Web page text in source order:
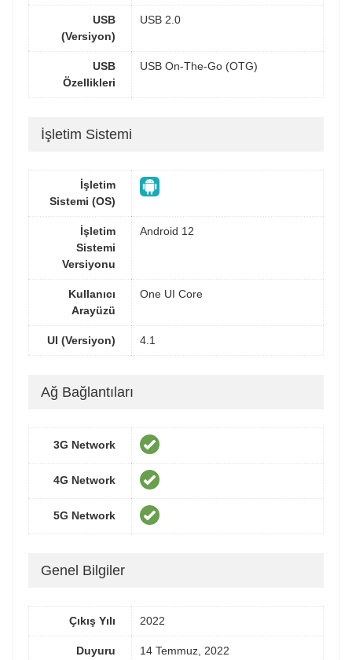
USB
(Versiyon)
USB 2.0
USB
Özellikleri
USB On-The-Go (OTG)
İşletim Sistemi
İşletim
Sistemi (OS)
İşletim
Sistemi
Versiyonu
Android 12
Kullanıcı
Arayüzü
One UI Core
UI (Versiyon) 4.1
Ağ Bağlantıları
3G Network
4G Network
5G Network
Genel Bilgiler
Çıkış Yılı 2022
Duyuru
14 Temmuz, 2022